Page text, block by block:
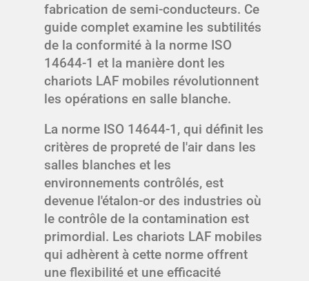
fabrication de semi-conducteurs. Ce
guide complet examine les subtilités
de la conformité à la norme ISO
14644-1 et la manière dont les
chariots LAF mobiles révolutionnent
les opérations en salle blanche.
La norme ISO 14644-1, qui définit les
critères de propreté de l'air dans les
salles blanches et les
environnements contrôlés, est
devenue l'étalon-or des industries où
le contrôle de la contamination est
primordial. Les chariots LAF mobiles
qui adhèrent à cette norme offrent
une flexibilité et une efficacité